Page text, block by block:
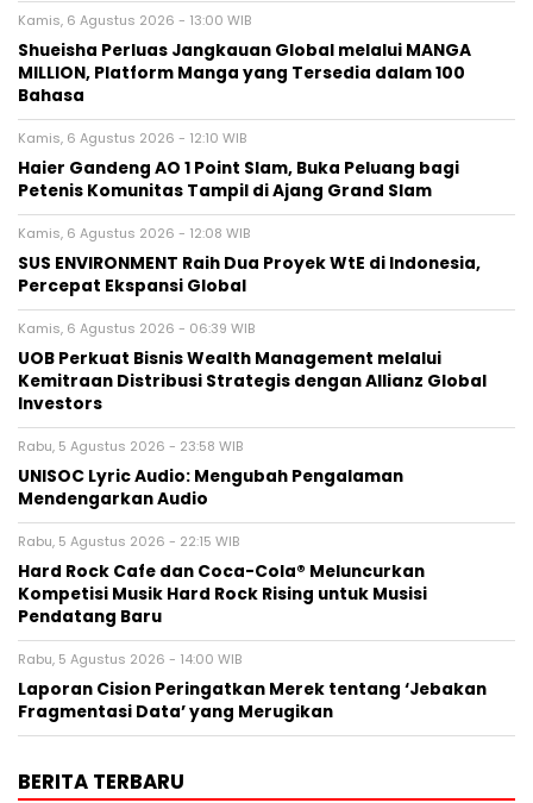
Kamis, 6 Agustus 2026 - 13:00 WIB
Shueisha Perluas Jangkauan Global melalui MANGA
MILLION, Platform Manga yang Tersedia dalam 100
Bahasa
Kamis, 6 Agustus 2026 - 12:10 WIB
Haier Gandeng AO 1 Point Slam, Buka Peluang bagi
Petenis Komunitas Tampil di Ajang Grand Slam
Kamis, 6 Agustus 2026 - 12:08 WIB
SUS ENVIRONMENT Raih Dua Proyek WtE di Indonesia,
Percepat Ekspansi Global
Kamis, 6 Agustus 2026 - 06:39 WIB
UOB Perkuat Bisnis Wealth Management melalui
Kemitraan Distribusi Strategis dengan Allianz Global
Investors
Rabu, 5 Agustus 2026 - 23:58 WIB
UNISOC Lyric Audio: Mengubah Pengalaman
Mendengarkan Audio
Rabu, 5 Agustus 2026 - 22:15 WIB
Hard Rock Cafe dan Coca-Cola® Meluncurkan
Kompetisi Musik Hard Rock Rising untuk Musisi
Pendatang Baru
Rabu, 5 Agustus 2026 - 14:00 WIB
Laporan Cision Peringatkan Merek tentang ‘Jebakan
Fragmentasi Data’ yang Merugikan
BERITA TERBARU